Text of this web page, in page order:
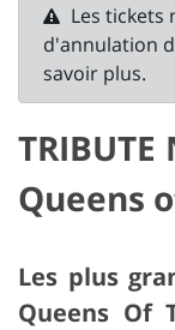
Les tickets
d'annulation
savoir plus.
Queens
Les plus
Queens Of